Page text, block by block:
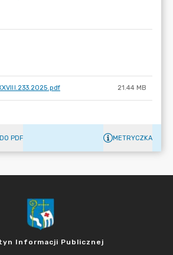
21.44 MB
PDF METRYCZKA
Informacji Publicznej